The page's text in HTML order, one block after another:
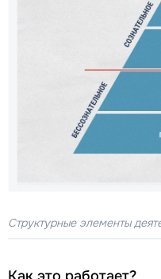
Структурные элементы